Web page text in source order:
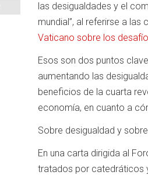
las desigualdades y el
mundial”, al referirse a las
Vaticano sobre los
Esos son dos puntos
aumentando las
beneficios de la cuarta
economía, en cuanto a
Sobre desigualdad y
En una carta dirigida al
tratados por catedráticos